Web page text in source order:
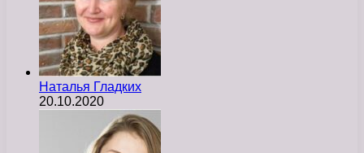
Наталья Гладких
20.10.2020